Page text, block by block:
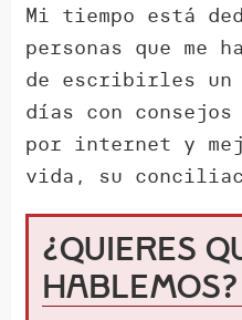
Mi tiempo está
personas que me
de escribirles un
días con
por internet y
vida, su
¿Quieres
hablemos?